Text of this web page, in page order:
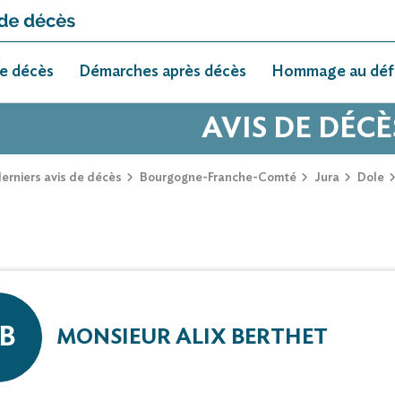
décès Démarches après décès Hommage au
AVIS DE
avis de décès Bourgogne-Franche-Comté Jura Dole
MONSIEUR ALIX BERTHET